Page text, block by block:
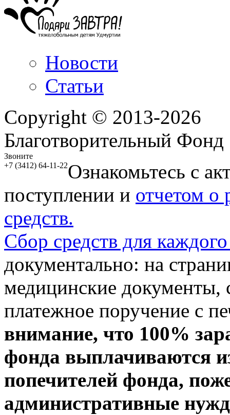
Новости
Статьи
Copyright © 2013-2026
Благотворительный
Звоните
+7 (3412) 64-11-22Ознакомьтесь с
поступлении и отчетом о
средств.
Сбор средств для
документально: на
медицинские документы,
платежное поручение с
внимание, что 100%
фонда выплачиваются
попечителей фонда,
административные